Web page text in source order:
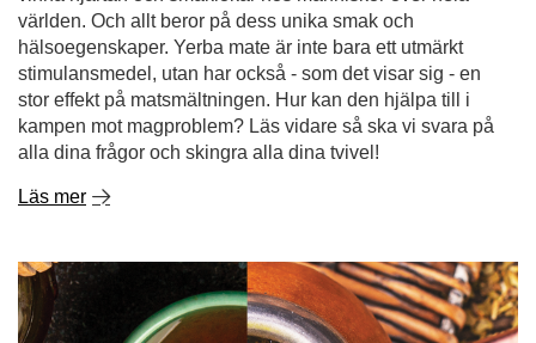
världen. Och allt beror på dess unika smak och
hälsoegenskaper. Yerba mate är inte bara ett utmärkt
stimulansmedel, utan har också - som det visar sig - en
stor effekt på matsmältningen. Hur kan den hjälpa till i
kampen mot magproblem? Läs vidare så ska vi svara på
alla dina frågor och skingra alla dina tvivel!
Läs mer